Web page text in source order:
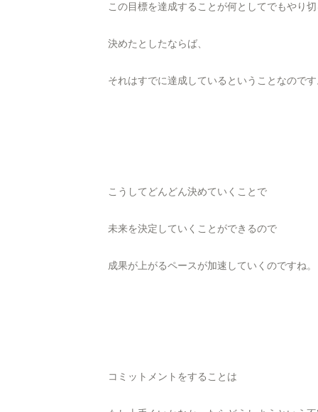
この目標を達成することが何としてでもやり
決めたとしたならば、
それはすでに達成しているということなので
こうしてどんどん決めていくことで
未来を決定していくことができるので
成果が上がるペースが加速していくのですね。
コミットメントをすることは